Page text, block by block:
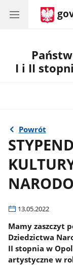
I i II
Powrót
13.05.2022
Mamy zaszczyt
Dziedzictwa
II stopnia w
artystyczne w